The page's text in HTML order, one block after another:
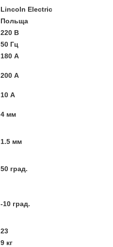
Lincoln Electric
Польща
220 В
50 Гц
180 А
200 А
10 А
4 мм
1.5 мм
50 град.
-10 град.
23
9 кг